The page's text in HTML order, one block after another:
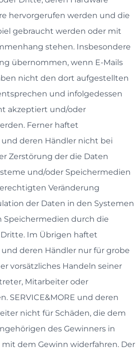
hervorgerufen werden und die
gebraucht werden oder mit
stehen. Insbesondere
übernommen, wenn E-Mails
nicht den dort aufgestellten
und infolgedessen
akzeptiert und/oder
Ferner haftet
und deren Händler nicht bei
Zerstörung der die Daten
und/oder Speichermedien
Veränderung
der Daten in den Systemen
Speichermedien durch die
Im Übrigen haftet
und deren Händler nur für grobe
vorsätzliches Handeln seiner
Mitarbeiter oder
SERVICE&MORE und deren
nicht für Schäden, die dem
des Gewinners in
dem Gewinn widerfahren. Der